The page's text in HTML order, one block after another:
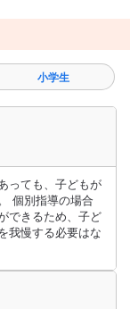
小学生
っても、子どもが
個別指導の場合
できるため、子ど
我慢する必要はな